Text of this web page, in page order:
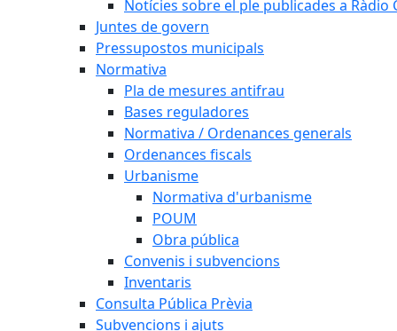
Notícies sobre el ple publicades a Ràdio
Juntes de govern
Pressupostos municipals
Normativa
Pla de mesures antifrau
Bases reguladores
Normativa / Ordenances generals
Ordenances fiscals
Urbanisme
Normativa d'urbanisme
POUM
Obra pública
Convenis i subvencions
Inventaris
Consulta Pública Prèvia
Subvencions i ajuts